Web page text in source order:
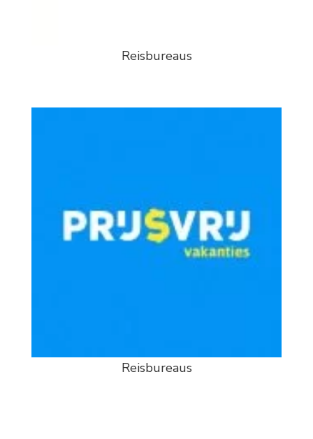
Reisbureaus
Reisbureaus